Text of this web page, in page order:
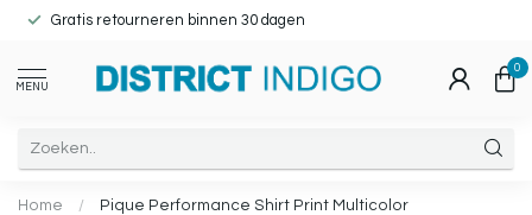
Gratis retourneren binnen 30 dagen
MENU
0
Home / Pique Performance Shirt Print Multicolor